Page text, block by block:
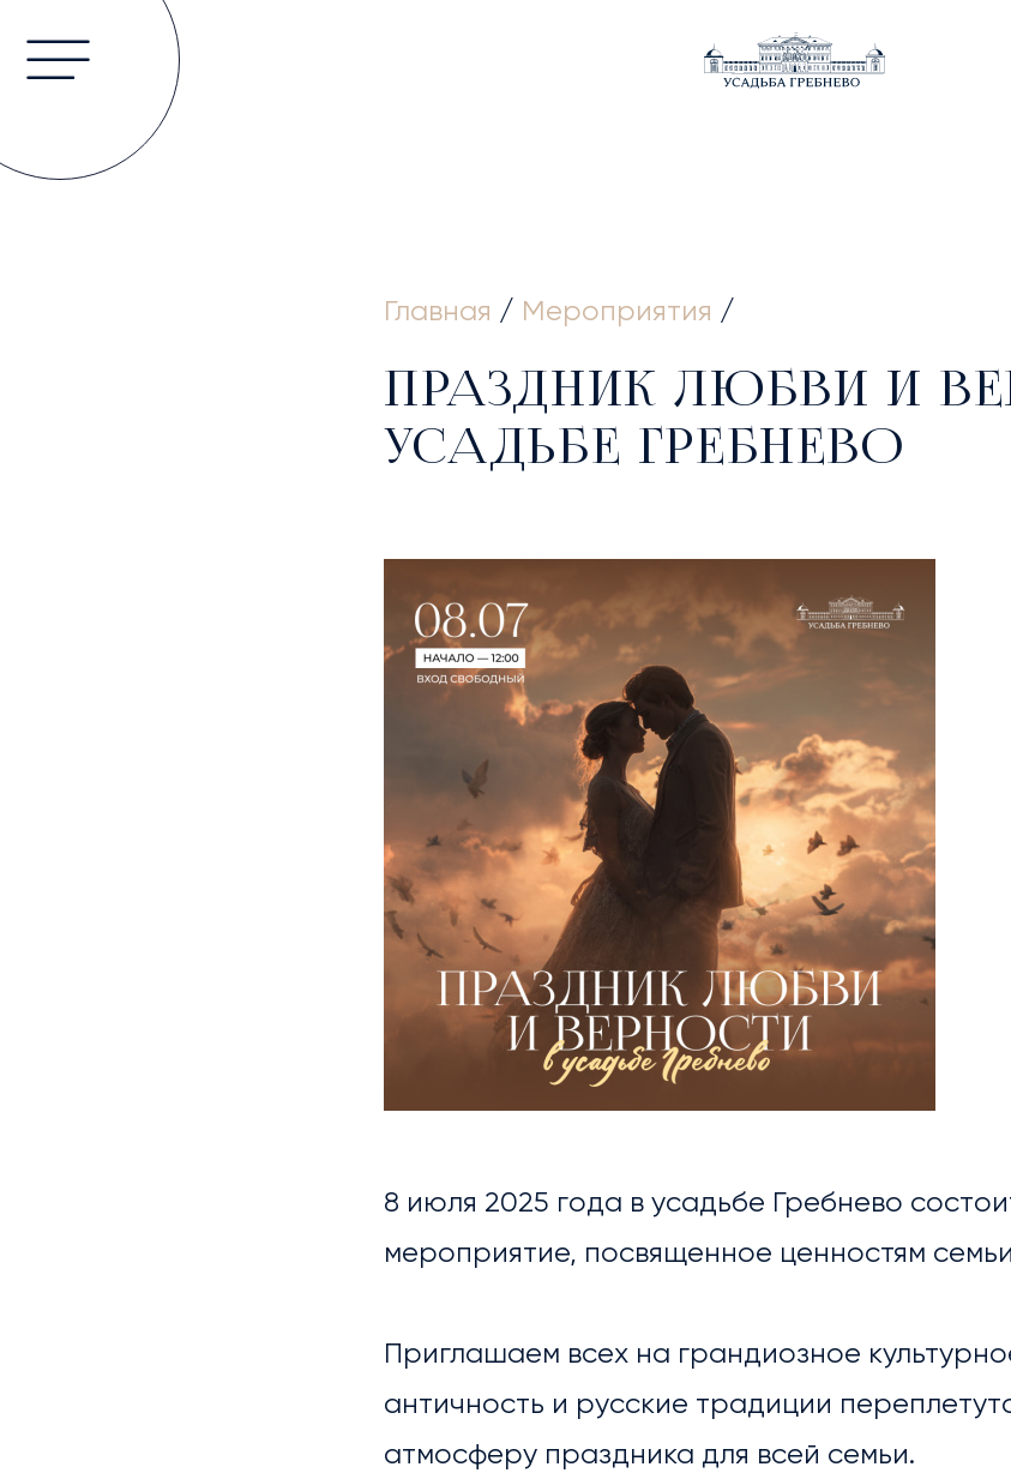
ГЛАВНАЯ
ОБ УСАДЬБЕ
ИСТОРИЯ
ВЛАДЕЛЬЦЫ УСАДЬБЫ
КНИГИ И СТАТЬИ
ВИДЕО
НОВОСТИ
Главная / Мероприятия /
ПРАЗДНИК ЛЮБВИ И
УСАДЬБЕ ГРЕБНЕВО
8 июля 2025 года в усадьбе Гребнево
мероприятие, посвященное ценностям
Приглашаем всех на грандиозное
античность и русские традиции
атмосферу праздника для всей семьи.